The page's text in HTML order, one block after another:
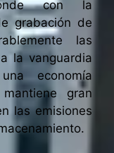
con la
grabación de
las
la vanguardia
economía
gran
las emisiones